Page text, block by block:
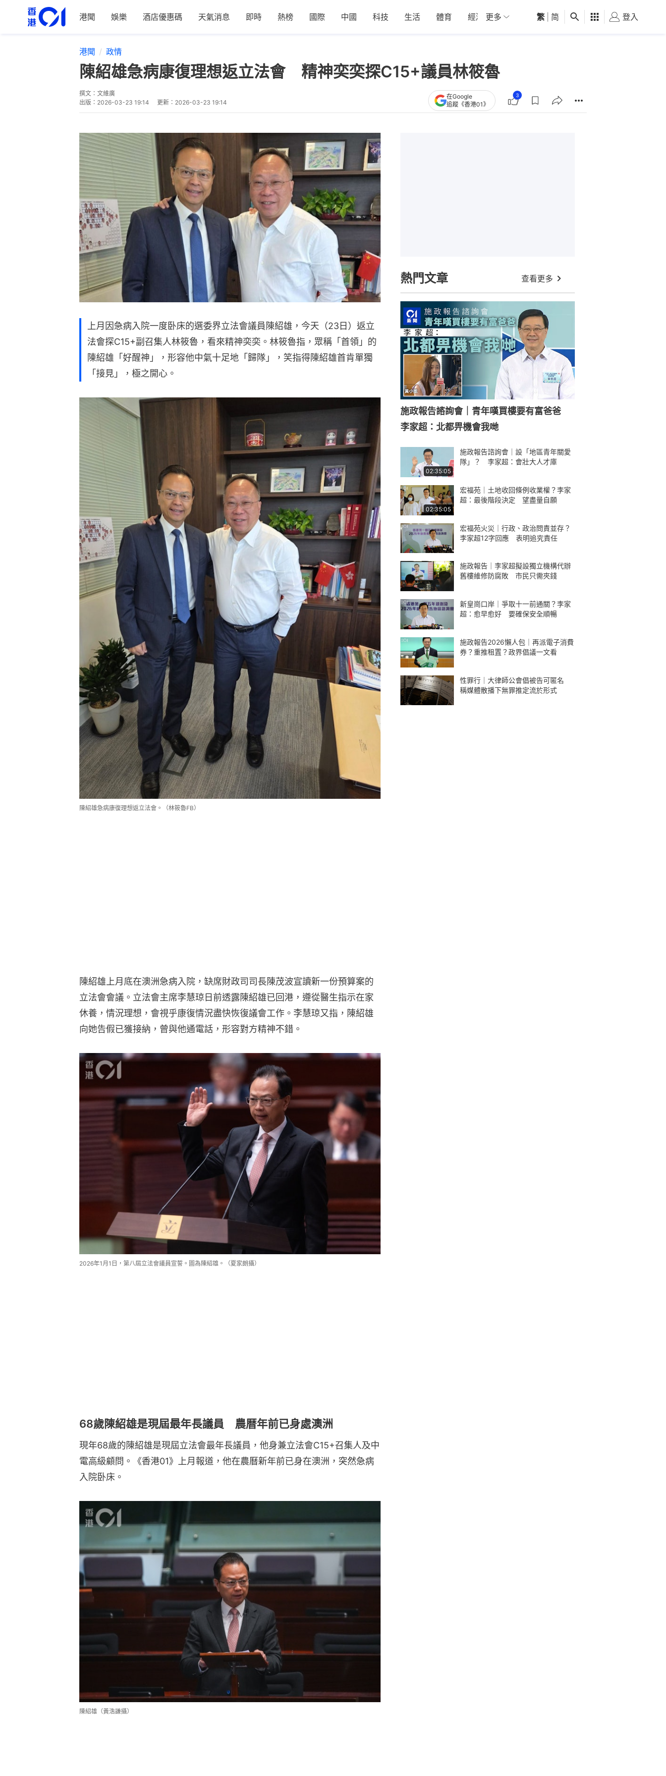
港聞 娛樂 酒店優惠碼 天氣消息 即時 熱榜 國際 中國 科技 生活 體育 經濟 01深圳 觀點 健康 好食玩飛
更多 繁 简 登入
港聞 政情
陳紹雄急病康復理想返立法會 精神奕奕探C15+議員林筱魯
撰文： 文維廣
出版： 2026-03-23 19:14 更新： 2026-03-23 19:14
在Google
追蹤《香港01》
3
上月因急病入院一度卧床的選委界立法會議員陳紹雄，今天（23日）返立
法會探C15+副召集人林筱魯，看來精神奕奕。林筱魯指，眾稱「首領」的
陳紹雄「好醒神」，形容他中氣十足地「歸隊」，笑指得陳紹雄首肯單獨
「接見」，極之開心。
陳紹雄急病康復理想返立法會。（林筱魯FB）
陳紹雄上月底在澳洲急病入院，缺席財政司司長陳茂波宣讀新一份預算案的
立法會會議。立法會主席李慧琼日前透露陳紹雄已回港，遵從醫生指示在家
休養，情況理想，會視乎康復情況盡快恢復議會工作。李慧琼又指，陳紹雄
向她告假已獲接納，曾與他通電話，形容對方精神不錯。
2026年1月1日，第八屆立法會議員宣誓。圖為陳紹雄。（夏家朗攝）
68歲陳紹雄是現屆最年長議員 農暦年前已身處澳洲
現年68歲的陳紹雄是現屆立法會最年長議員，他身兼立法會C15+召集人及中
電高級顧問。《香港01》上月報道，他在農曆新年前已身在澳洲，突然急病
入院卧床。
陳紹雄（黃浩謙攝）
熱門文章 查看更多
施政報告諮詢會｜青年嘆買樓要有富爸爸
李家超：北都畀機會我哋
02:35:05
施政報告諮詢會｜設「地區青年關愛
隊」？ 李家超：會壯大人才庫
02:35:05
宏福苑｜土地收回條例收業權？李家
超：最後階段決定 望盡量自願
宏福苑火災｜行政、政治問責並存？
李家超12字回應 表明追究責任
施政報告｜李家超擬設獨立機構代辦
舊樓維修防腐敗 市民只需夾錢
新皇崗口岸｜爭取十一前通關？李家
超：愈早愈好 要確保安全順暢
施政報告2026懶人包｜再派電子消費
券？重推租置？政界倡議一文看
性罪行｜大律師公會倡被告可匿名
稱媒體散播下無罪推定流於形式